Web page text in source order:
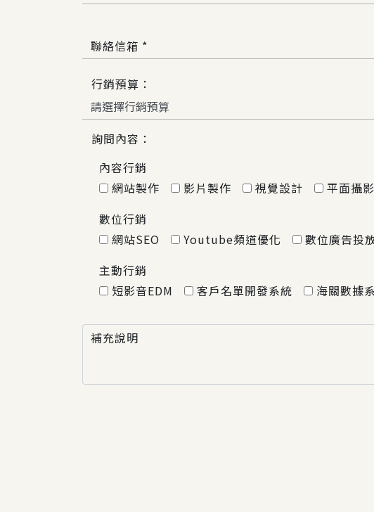
聯絡信箱 *
行銷預算：
詢問內容：
內容行銷
網站製作
影片製作 視覺設計
平面攝影
數位行銷
網站SEO
Youtube頻道優化 數位廣告投
主動行銷
短影音EDM
客戶名單開發系統 海關數據
補充說明